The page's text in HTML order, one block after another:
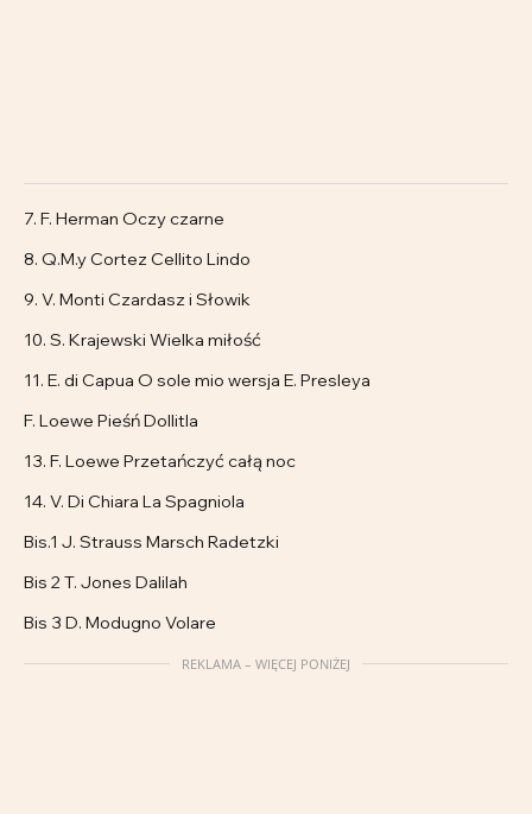
7. F. Herman Oczy czarne
8. Q.M.y Cortez Cellito Lindo
9. V. Monti Czardasz i Słowik
10. S. Krajewski Wielka miłość
11. E. di Capua O sole mio wersja E. Presleya
F. Loewe Pieśń Dollitla
13. F. Loewe Przetańczyć całą noc
14. V. Di Chiara La Spagniola
Bis.1 J. Strauss Marsch Radetzki
Bis 2 T. Jones Dalilah
Bis 3 D. Modugno Volare
REKLAMA – WIĘCEJ PONIŻEJ